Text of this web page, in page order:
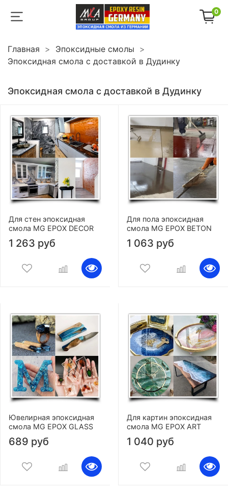
0
Главная
Эпоксидные смолы
Эпоксидная смола с доставкой в Дудинку
Эпоксидная смола с доставкой в Дудинку
Для стен эпоксидная
смола MG EPOX DECOR
1 263 руб
Для пола эпоксидная
смола MG EPOX BETON
1 063 руб
Ювелирная эпоксидная
смола MG EPOX GLASS
689 руб
Для картин эпоксидная
смола MG EPOX ART
1 040 руб